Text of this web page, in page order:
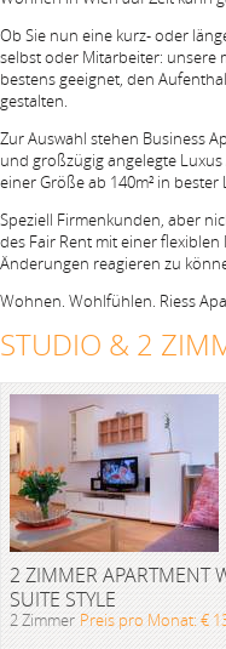
Ob Sie nun eine kurz- oder
selbst oder Mitarbeiter: unsere
bestens geeignet, den
gestalten.
Zur Auswahl stehen Business
und großzügig angelegte
einer Größe ab 140m² in
Speziell Firmenkunden, aber
des Fair Rent mit einer
Änderungen reagieren zu
Wohnen. Wohlfühlen. Riess
STUDIO & 2
2 ZIMMER APARTMENT
SUITE STYLE
2 Zimmer Preis pro Monat: €